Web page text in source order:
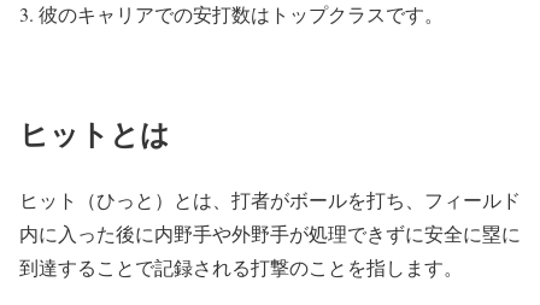
彼のキャリアでの安打数はトップクラスです。
ヒットとは
ヒット（ひっと）とは、打者がボールを打ち、フィールド
内に入った後に内野手や外野手が処理できずに安全に塁に
到達することで記録される打撃のことを指します。